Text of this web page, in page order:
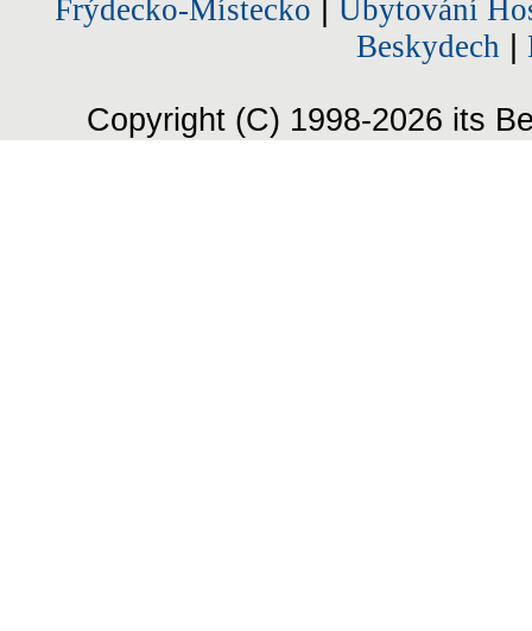
Frýdecko-Místecko
Ubytování
Beskydech
Copyright (C) 1998-2026 its